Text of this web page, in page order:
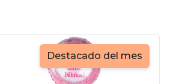
Destacado del mes